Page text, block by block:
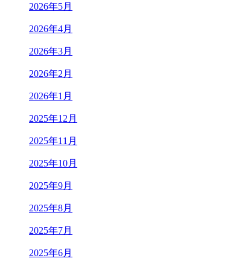
2026年5月
2026年4月
2026年3月
2026年2月
2026年1月
2025年12月
2025年11月
2025年10月
2025年9月
2025年8月
2025年7月
2025年6月